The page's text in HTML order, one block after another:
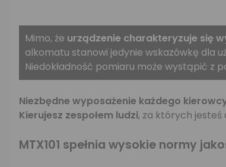
Mimo, że urządzenie charakteryzuje się
alkomatu stanowi jedynie wskazówkę dla
Niedokładność pomiaru może wystąpić z
Niezbędne wyposażenie każdego
Kierujesz zespołem ludzi, za których jesteś
MTX101 spełnia wysokie normy